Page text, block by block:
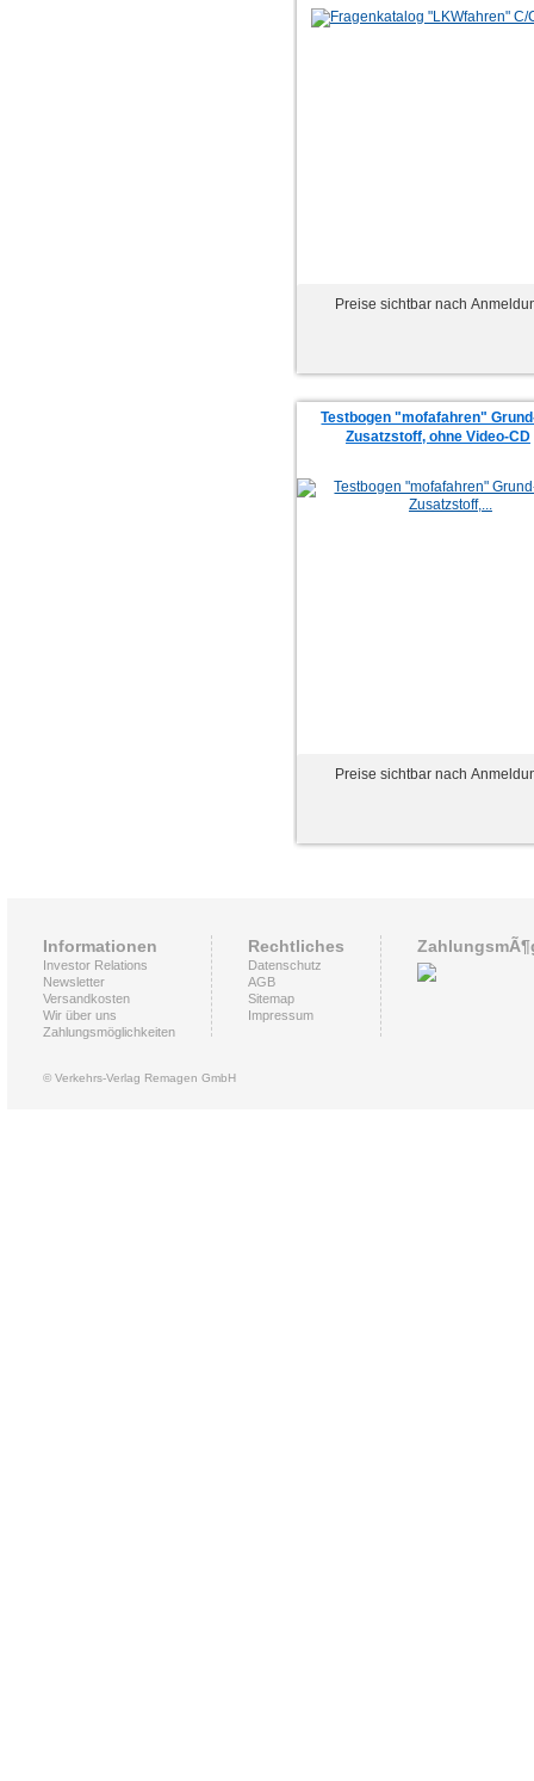
Preise sichtbar nach
Testbogen "mofafahren"
Zusatzstoff, ohne Video-CD
Preise sichtbar nach
Informationen
Investor Relations
Newsletter
Versandkosten
Wir über uns
Zahlungsmöglichkeiten
Rechtliches
Datenschutz
AGB
Sitemap
Impressum
© Verkehrs-Verlag Remagen GmbH